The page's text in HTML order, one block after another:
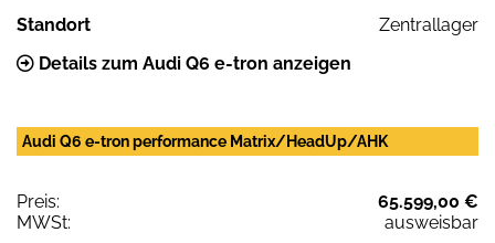
Standort
Zentrallager
Details zum Audi Q6 e-tron anzeigen
Audi Q6 e-tron performance Matrix/HeadUp/AHK
Preis:
65.599,00 €
MWSt:
ausweisbar